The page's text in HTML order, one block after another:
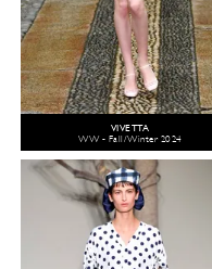
VIVETTA
WW - Fall/Winter 2024